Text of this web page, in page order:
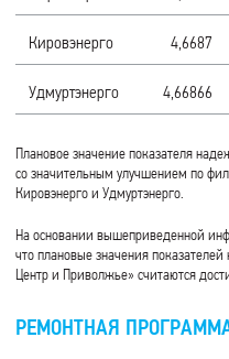
Кировэнерго 4,6687
Удмуртэнерго 4,66866
Плановое значение показателя
со значительным улучшением по
Кировэнерго и Удмуртэнерго.
На основании вышеприведенной
что плановые значения
Центр и Приволжье» считаются
РЕМОНТНАЯ